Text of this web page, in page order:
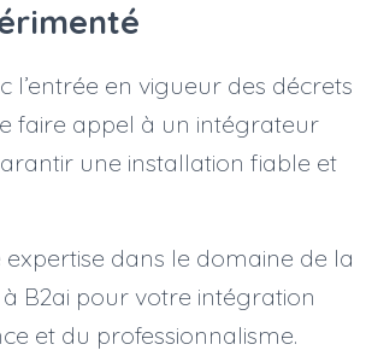
en vigueur des décrets
faire appel à un intégrateur
une installation fiable et
dans le domaine de la
B2ai pour votre intégration
et du professionnalisme.